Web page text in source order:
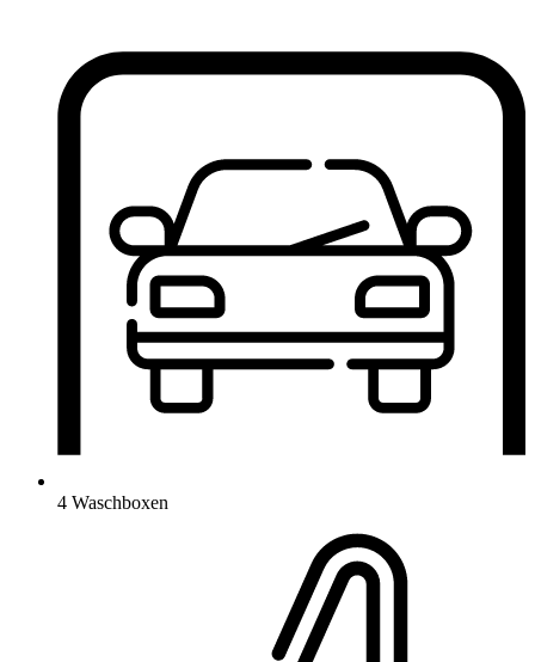
4 Waschboxen